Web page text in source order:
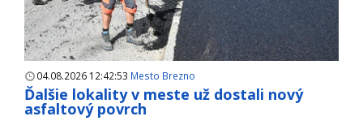
04.08.2026 12:42:53 Mesto Brezno
Ďalšie lokality v meste už dostali nový
asfaltový povrch